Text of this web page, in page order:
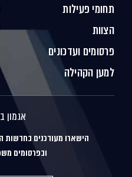
תחומי פעילות
הצוות
פרסומים ועדכונים
למען הקהילה
אגמון
הישארו מעודכנים בחדשות
ובפרסומים